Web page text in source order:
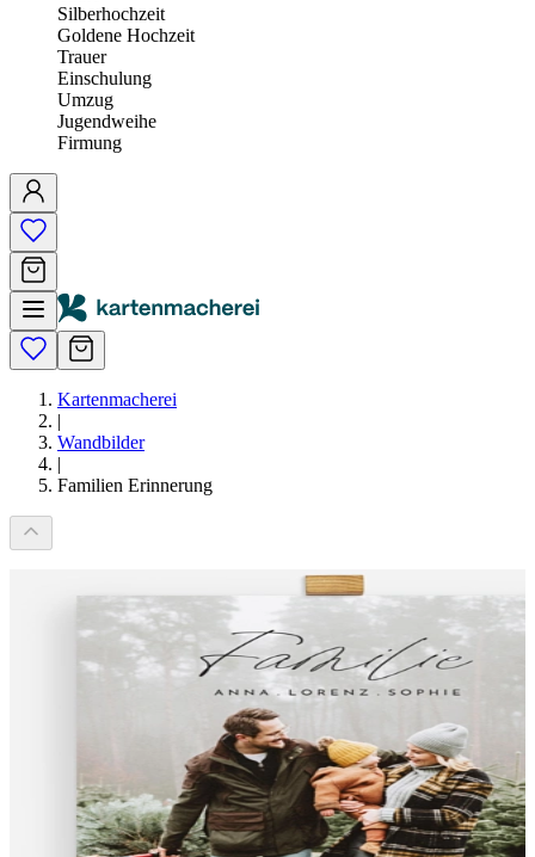
Silberhochzeit
Goldene Hochzeit
Trauer
Einschulung
Umzug
Jugendweihe
Firmung
Kartenmacherei
|
Wandbilder
|
Familien Erinnerung